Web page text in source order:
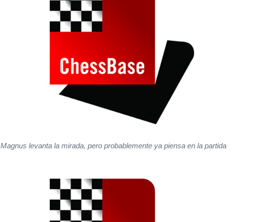
Magnus levanta la mirada, pero probablemente ya piensa en la partida